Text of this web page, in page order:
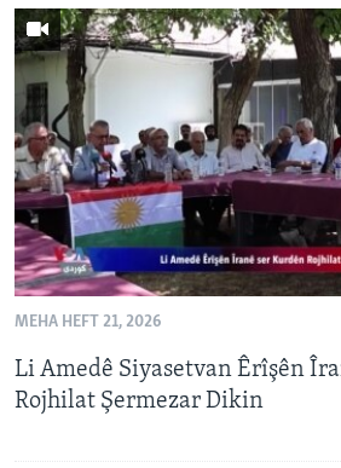
MEHA HEFT 21, 2026
Li Amedê Siyasetvan Êrîşên
Rojhilat Şermezar Dikin